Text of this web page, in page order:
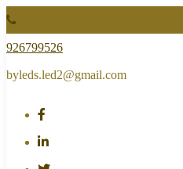
Skip
to
content
926799526
byleds.led2@gmail.com